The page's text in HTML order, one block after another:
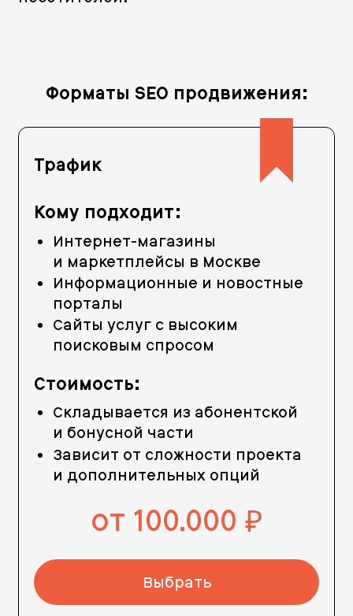
Форматы SEO продвижения:
Трафик
Кому подходит:
Интернет-магазины
и маркетплейсы в Москве
Информационные и новостные
порталы
Сайты услуг с высоким
поисковым спросом
Стоимость:
Складывается из абонентской
и бонусной части
Зависит от сложности проекта
и дополнительных опций
от 100.000
Выбрать